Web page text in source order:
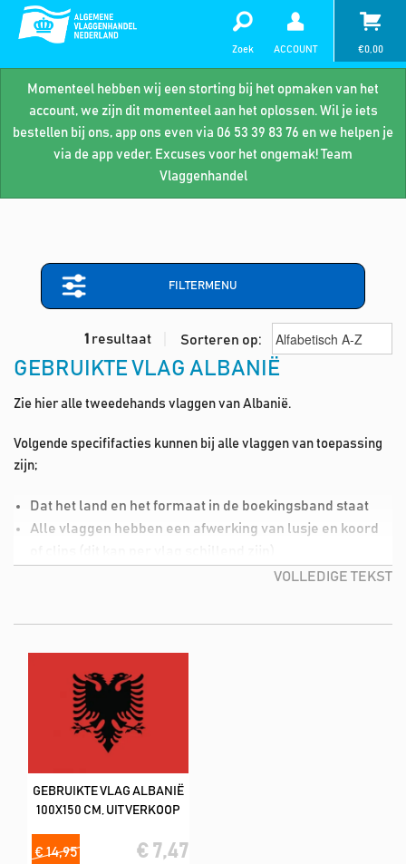
Momenteel hebben wij een storting bij het opmaken van het
account, we zijn dit momenteel aan het oplossen. Wil je iets
bestellen bij ons, app ons even via 06 53 39 83 76 en we helpen je
via de app veder. Excuses voor het ongemak! Team
Vlaggenhandel
Zoek ACCOUNT €0,00
FILTERMENU
1 resultaat Sorteren op:
GEBRUIKTE VLAG ALBANIË
Zie hier alle tweedehands vlaggen van Albanië.
Volgende specififacties kunnen bij alle vlaggen van toepassing
zijn;
Dat het land en het formaat in de boekingsband staat
Alle vlaggen hebben een afwerking van lusje en koord
Lichte vlekjes in de vlag (deze kan je dmv de wasmiddel,
Deze tweedehands vlaggen hebben wij in de volgende formaat;
100x150 cm
VOLLEDIGE TEKST
GEBRUIKTE VLAG ALBANIË
100X150 CM, UITVERKOOP
€ 14,95 € 7,47